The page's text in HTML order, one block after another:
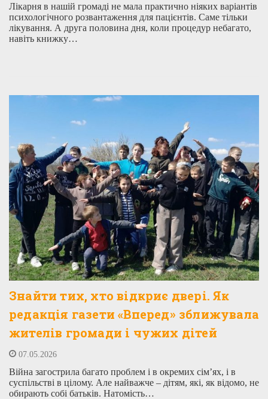
Лікарня в нашій громаді не мала практично ніяких варіантів
психологічного розвантаження для пацієнтів. Саме тільки
лікування. А друга половина дня, коли процедур небагато,
навіть книжку…
Знайти тих, хто відкриє двері. Як
редакція газети «Вперед» зближувала
жителів громади і чужих дітей
07.05.2026
Війна загострила багато проблем і в окремих сім’ях, і в
суспільстві в цілому. Але найважче – дітям, які, як відомо, не
обирають собі батьків. Натомість…